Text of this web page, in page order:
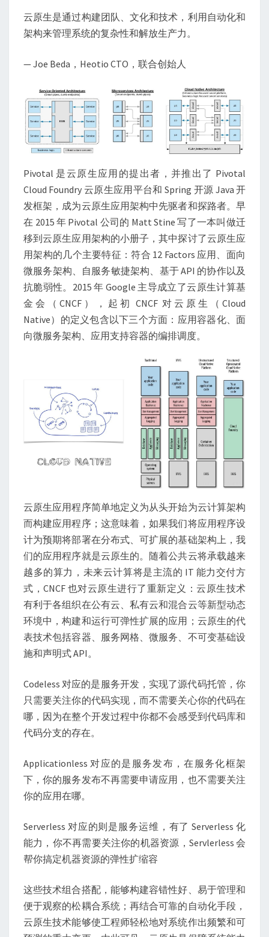
云原生是通过构建团队、文化和技术，利用自动化和
架构来管理系统的复杂性和解放生产力。
— Joe Beda，Heotio CTO，联合创始人
Pivotal 是云原生应用的提出者，并推出了 Pivotal
Cloud Foundry 云原生应用平台和 Spring 开源 Java 开
发框架，成为云原生应用架构中先驱者和探路者。早
在 2015 年 Pivotal 公司的 Matt Stine 写了一本叫做迁
移到云原生应用架构的小册子，其中探讨了云原生应
用架构的几个主要特征：符合 12 Factors 应用、面向
微服务架构、自服务敏捷架构、基于 API 的协作以及
抗脆弱性。2015 年 Google 主导成立了云原生计算基
金会（CNCF），起初 CNCF 对云原生（Cloud
Native）的定义包含以下三个方面：应用容器化、面
向微服务架构、应用支持容器的编排调度。
云原生应用程序简单地定义为从头开始为云计算架构
而构建应用程序；这意味着，如果我们将应用程序设
计为预期将部署在分布式、可扩展的基础架构上，我
们的应用程序就是云原生的。随着公共云将承载越来
越多的算力，未来云计算将是主流的 IT 能力交付方
式，CNCF 也对云原生进行了重新定义：云原生技术
有利于各组织在公有云、私有云和混合云等新型动态
环境中，构建和运行可弹性扩展的应用；云原生的代
表技术包括容器、服务网格、微服务、不可变基础设
施和声明式 API。
Codeless 对应的是服务开发，实现了源代码托管，你
只需要关注你的代码实现，而不需要关心你的代码在
哪，因为在整个开发过程中你都不会感受到代码库和
代码分支的存在。
Applicationless 对应的是服务发布，在服务化框架
下，你的服务发布不再需要申请应用，也不需要关注
你的应用在哪。
Serverless 对应的则是服务运维，有了 Serverless 化
能力，你不再需要关注你的机器资源，Servlerless 会
帮你搞定机器资源的弹性扩缩容
这些技术组合搭配，能够构建容错性好、易于管理和
便于观察的松耦合系统；再结合可靠的自动化手段，
云原生技术能够使工程师轻松地对系统作出频繁和可